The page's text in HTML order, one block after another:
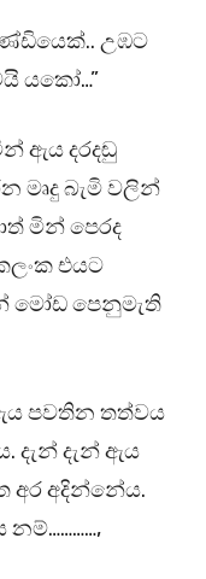
උඹට
යකෝ…”
ඇය දරදඬු
මෘදු බැමි වලින්
මින් පෙරද
එයට
මෝඩ පෙනුමැති
පවතින තත්වය
දැන් දැන් ඇය
අර අදින්නේය.